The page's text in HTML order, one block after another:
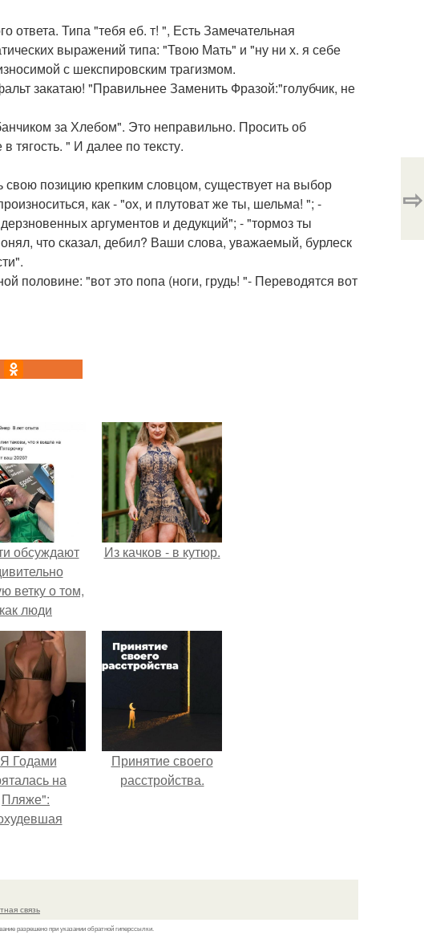
Типа "тебя еб. т! ", Есть Замечательная
выражений типа: "Твою Мать" и "ну ни х. я себе
с шекспировским трагизмом.
закатаю! "Правильнее Заменить Фразой:"голубчик, не
за Хлебом". Это неправильно. Просить об
тягость. " И далее по тексту.
свою позицию крепким словцом, существует на выбор
как - "ох, и плутоват же ты, шельма! "; -
аргументов и дедукций"; - "тормоз ты
что сказал, дебил? Ваши слова, уважаемый, бурлеск
половине: "вот это попа (ноги, грудь! "- Переводятся вот
⇨
обсуждают
ветку о том,
как люди
к
реалиям.
Из качков - в кутюр.
Годами
на
Пляже":
Принятие своего
расстройства.
связь
разрешено при указании обратной гиперссылки.